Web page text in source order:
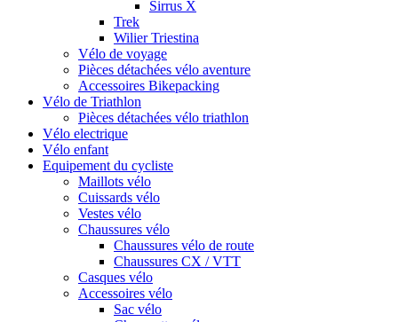
Sirrus X
Trek
Wilier Triestina
Vélo de voyage
Pièces détachées vélo aventure
Accessoires Bikepacking
Vélo de Triathlon
Pièces détachées vélo triathlon
Vélo electrique
Vélo enfant
Equipement du cycliste
Maillots vélo
Cuissards vélo
Vestes vélo
Chaussures vélo
Chaussures vélo de route
Chaussures CX / VTT
Casques vélo
Accessoires vélo
Sac vélo